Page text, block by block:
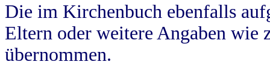
Die im Kirchenbuch ebenfalls
Eltern oder weitere Angaben wie
übernommen.